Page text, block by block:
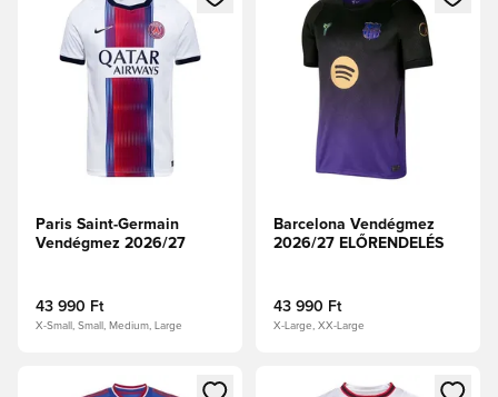
Paris Saint-Germain
Vendégmez 2026/27
43 990 Ft
X-Small, Small, Medium, Large
Barcelona Vendégmez
2026/27 ELŐRENDELÉS
43 990 Ft
X-Large, XX-Large
Megnyit egy modált a bejelentkezéshez vagy a tagként
Megnyit egy modált a